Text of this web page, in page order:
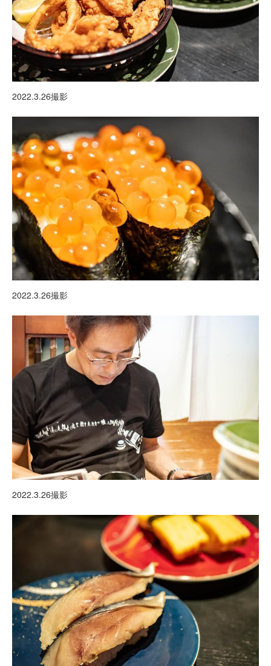
2022.3.26撮影
2022.3.26撮影
2022.3.26撮影